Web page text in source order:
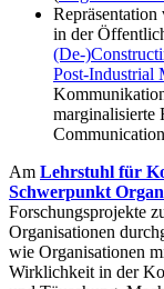
in der
(De-
Post-Industrial
marginalisierte
Am Lehrstuhl für
Schwerpunkt
Forschungsprojekte
Organisationen
wie Organisationen
Wirklichkeit in der